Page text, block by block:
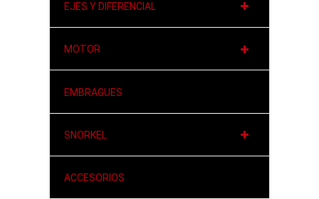
EJES Y DIFERENCIAL
MOTOR
EMBRAGUES
SNORKEL
ACCESORIOS